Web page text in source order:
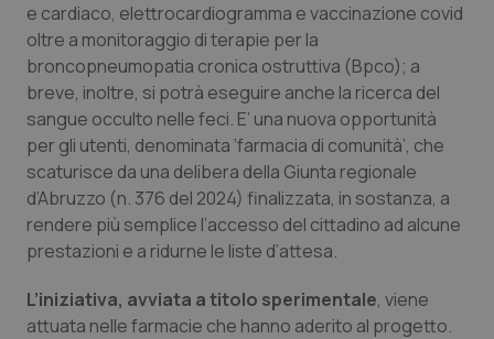
Campania
Emilia-Romagna
Friuli Venezia Giulia
Lazio
Liguria
Lombardia
Car-T
Colesterolo & coronaropatie
Dermatite Atopica
Diabete & glucometri
Disturbi dell’umore
Dolore
e cardiaco, elettrocardiogramma e vaccinazione covid
oltre a monitoraggio di terapie per la
broncopneumopatia cronica ostruttiva (Bpco); a
breve, inoltre, si potrà eseguire anche la ricerca del
sangue occulto nelle feci. E’ una nuova opportunità
per gli utenti, denominata ‘farmacia di comunità’, che
scaturisce da una delibera della Giunta regionale
d’Abruzzo (n. 376 del 2024) finalizzata, in sostanza, a
rendere più semplice l’accesso del cittadino ad alcune
prestazioni e a ridurne le liste d’attesa.
L’iniziativa, avviata a titolo sperimentale, viene
attuata nelle farmacie che hanno aderito al progetto.